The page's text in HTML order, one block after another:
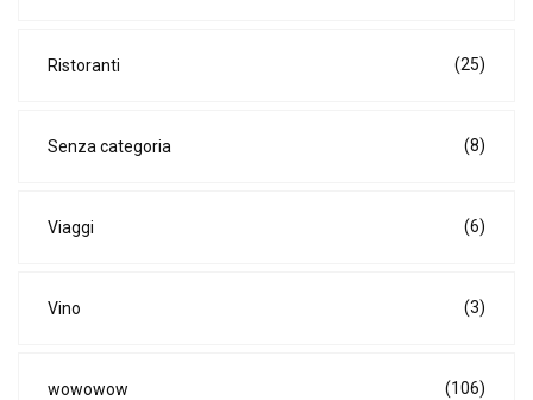
Ristoranti (25)
Senza categoria (8)
Viaggi (6)
Vino (3)
wowowow (106)